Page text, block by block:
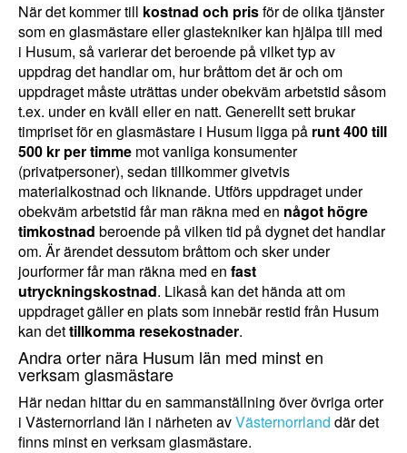
När det kommer till kostnad och prisför de olika tjänster
som en glasmästare eller glastekniker kan hjälpa till med
i Husum, så varierar det beroende på vilket typ av
uppdrag det handlar om, hur bråttom det är och om
uppdraget måste uträttas under obekväm arbetstid såsom
t.ex. under en kväll eller en natt. Generellt sett brukar
timpriset för en glasmästare i Husum ligga på runt 400 till
500 kr per timme mot vanliga konsumenter
(privatpersoner), sedan tillkommer givetvis
materialkostnad och liknande. Utförs uppdraget under
obekväm arbetstid får man räkna med en något högre
timkostnad beroende på vilken tid på dygnet det handlar
om. Är ärendet dessutom bråttom och sker under
jourformer får man räkna med en fast
utryckningskostnad. Likaså kan det hända att om
uppdraget gäller en plats som innebär restid från Husum
kan dettillkomma resekostnader.
Andra orter nära Husum län med minst en
verksam glasmästare
Här nedan hittar du en sammanställning över övriga orter
i Västernorrland län i närheten avVästernorrland där det
finns minst en verksam glasmästare.